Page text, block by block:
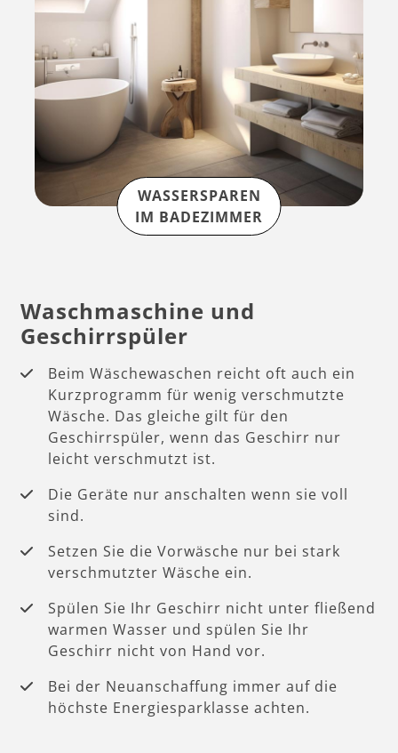
WASSERSPAREN
IM BADEZIMMER
Waschmaschine und
Geschirrspüler
Beim Wäschewaschen reicht oft auch ein
Kurzprogramm für wenig verschmutzte
Wäsche. Das gleiche gilt für den
Geschirrspüler, wenn das Geschirr nur
leicht verschmutzt ist.
Die Geräte nur anschalten wenn sie voll
sind.
Setzen Sie die Vorwäsche nur bei stark
verschmutzter Wäsche ein.
Spülen Sie Ihr Geschirr nicht unter fließend
warmen Wasser und spülen Sie Ihr
Geschirr nicht von Hand vor.
Bei der Neuanschaffung immer auf die
höchste Energiesparklasse achten.